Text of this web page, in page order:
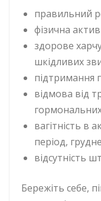
правильний
фізична
здорове
шкідливих
підтримання
відмова від
вагітність в
період,
відсутність
Бережіть себе,